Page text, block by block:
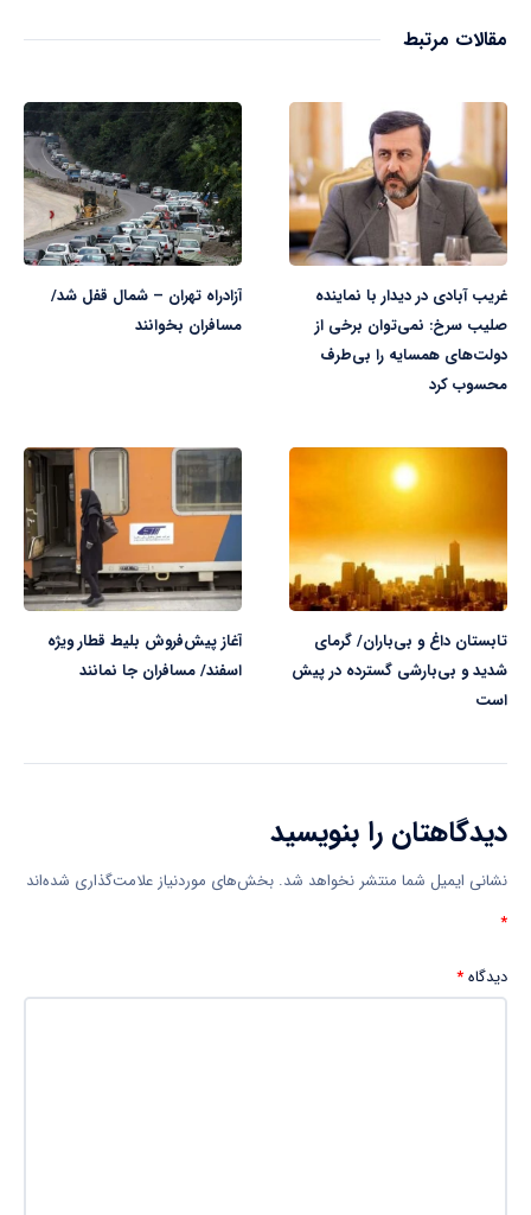
مقالات مرتبط
غریب آبادی در دیدار با نماینده
صلیب سرخ: نمی‌توان برخی از
دولت‌های همسایه را بی‌طرف
محسوب کرد
آزادراه تهران – شمال قفل شد/
مسافران بخوانند
تابستان داغ و بی‌باران/ گرمای
شدید و بی‌بارشی گسترده در پیش
است
آغاز پیش‌فروش بلیط قطار ویژه
اسفند/ مسافران جا نمانند
دیدگاهتان را بنویسید
نشانی ایمیل شما منتشر نخواهد شد. بخش‌های موردنیاز علامت‌گذاری شده‌اند
*
دیدگاه*